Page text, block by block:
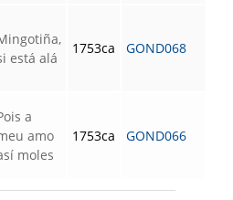
está alá
1753ca GOND068
a
amo
moles
1753ca GOND066